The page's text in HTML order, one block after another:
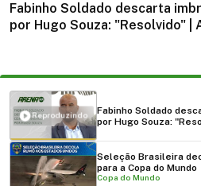
Fabinho Soldado descarta
por Hugo Souza: "Resolvido" |
Reproduzindo
Fabinho Soldado
por Hugo Souza:
Seleção Brasileira
para a Copa do Mundo
Copa do Mundo